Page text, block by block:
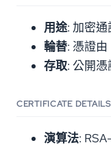
用途: 加密
輪替: 憑證
存取: 公開
CERTIFICATE DETAILS
演算法: